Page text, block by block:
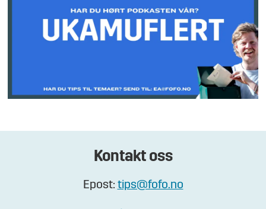
Kontakt oss
Epost: tips@fofo.no